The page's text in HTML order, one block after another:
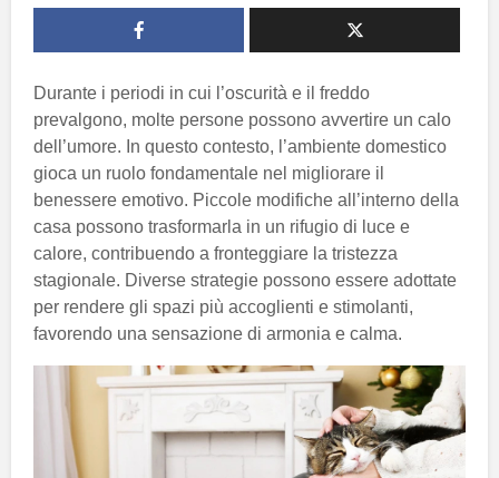
Durante i periodi in cui l’oscurità e il freddo
prevalgono, molte persone possono avvertire un calo
dell’umore. In questo contesto, l’ambiente domestico
gioca un ruolo fondamentale nel migliorare il
benessere emotivo. Piccole modifiche all’interno della
casa possono trasformarla in un rifugio di luce e
calore, contribuendo a fronteggiare la tristezza
stagionale. Diverse strategie possono essere adottate
per rendere gli spazi più accoglienti e stimolanti,
favorendo una sensazione di armonia e calma.